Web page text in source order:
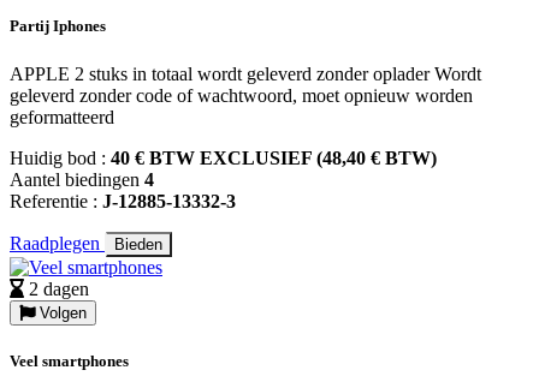
Partij Iphones
APPLE 2 stuks in totaal wordt geleverd zonder oplader Wordt
geleverd zonder code of wachtwoord, moet opnieuw worden
geformatteerd
Huidig bod : 40 € BTW EXCLUSIEF (48,40 € BTW)
Aantel biedingen 4
Referentie : J-12885-13332-3
Raadplegen Bieden
2 dagen
Volgen
Veel smartphones